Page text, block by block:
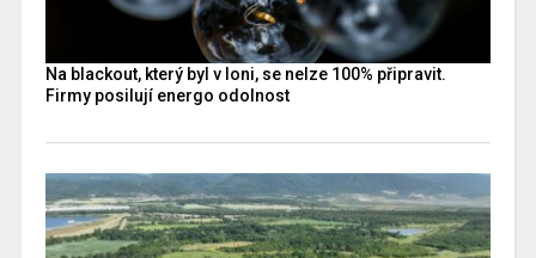
Na blackout, který byl v loni, se nelze 100% připravit.
Firmy posilují energo odolnost